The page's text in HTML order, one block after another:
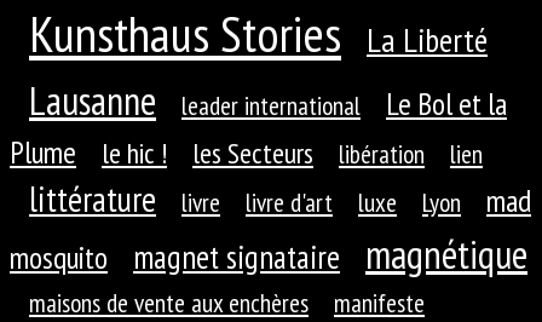
Kunsthaus Stories La Liberté
Lausanne leader international
Le Bol et la
Plume
le hic ! les Secteurs libération lien
littérature livre livre d'art luxe Lyon
mad
mosquito
magnet signataire magnétique
maisons de vente aux enchères manifeste